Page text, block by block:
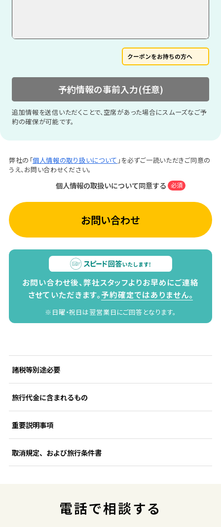
クーポンをお持ちの方へ
予約情報の事前入力(任意)
追加情報を送信いただくことで、空席があった場合にスムーズなご予
約の確保が可能です。
弊社の「個人情報の取り扱いについて 」を必ずご一読いただきご同意の
うえ、お問い合わせください。
個人情報の取扱いについて同意する 必須
お問い合わせ
お問い合わせ後、弊社スタッフよりお早めにご連絡
させていただきます。予約確定ではありません。
※日曜・祝日は翌営業日にご回答となります。
諸税等別途必要
旅行代金に含まれるもの
重要説明事項
取消規定、および旅行条件書
電話で相談する